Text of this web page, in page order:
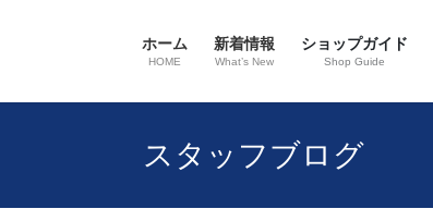
ホーム
HOME
新着情報
What’s New
ショップガイド
Shop Guide
スタッフブログ